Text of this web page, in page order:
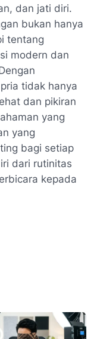
dan jati diri.
bukan hanya
tentang
modern dan
tidak hanya
dan pikiran
yang
yang
bagi setiap
dari rutinitas
kepada